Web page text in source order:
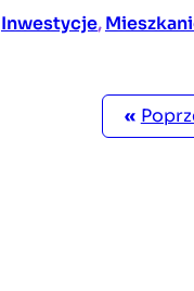
Inwestycje,
«